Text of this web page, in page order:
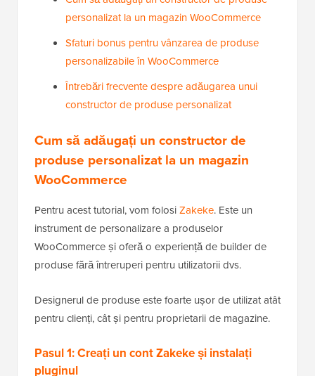
personalizat la un magazin WooCommerce
Sfaturi bonus pentru vânzarea de produse
personalizabile în WooCommerce
Întrebări frecvente despre adăugarea unui
constructor de produse personalizat
Cum să adăugați un constructor de
produse personalizat la un magazin
WooCommerce
Pentru acest tutorial, vom folosiZakeke. Este un
instrument de personalizare a produselor
WooCommerce și oferă o experiență de builder de
produse fără întreruperi pentru utilizatorii dvs.
Designerul de produse este foarte ușor de utilizat atât
pentru clienți, cât și pentru proprietarii de magazine.
Pasul 1: Creați un cont Zakeke și instalați
pluginul